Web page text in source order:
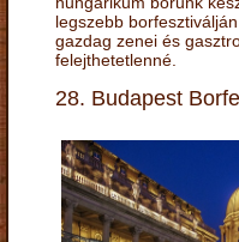
legszebb
gazdag zenei és
felejthetetlenné.
28. Budapest